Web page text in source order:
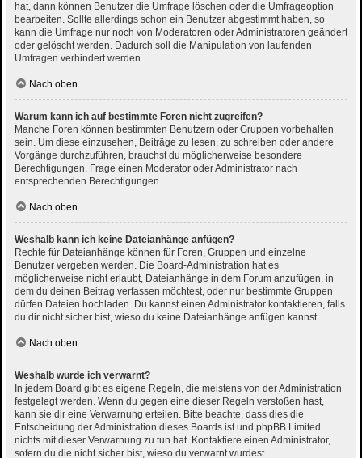
hat, dann können Benutzer die Umfrage löschen oder die Umfrageoption
bearbeiten. Sollte allerdings schon ein Benutzer abgestimmt haben, so
kann die Umfrage nur noch von Moderatoren oder Administratoren geändert
oder gelöscht werden. Dadurch soll die Manipulation von laufenden
Umfragen verhindert werden.
Nach oben
Warum kann ich auf bestimmte Foren nicht zugreifen?
Manche Foren können bestimmten Benutzern oder Gruppen vorbehalten
sein. Um diese einzusehen, Beiträge zu lesen, zu schreiben oder andere
Vorgänge durchzuführen, brauchst du möglicherweise besondere
Berechtigungen. Frage einen Moderator oder Administrator nach
entsprechenden Berechtigungen.
Nach oben
Weshalb kann ich keine Dateianhänge anfügen?
Rechte für Dateianhänge können für Foren, Gruppen und einzelne
Benutzer vergeben werden. Die Board-Administration hat es
möglicherweise nicht erlaubt, Dateianhänge in dem Forum anzufügen, in
dem du deinen Beitrag verfassen möchtest, oder nur bestimmte Gruppen
dürfen Dateien hochladen. Du kannst einen Administrator kontaktieren, falls
du dir nicht sicher bist, wieso du keine Dateianhänge anfügen kannst.
Nach oben
Weshalb wurde ich verwarnt?
In jedem Board gibt es eigene Regeln, die meistens von der Administration
festgelegt werden. Wenn du gegen eine dieser Regeln verstoßen hast,
kann sie dir eine Verwarnung erteilen. Bitte beachte, dass dies die
Entscheidung der Administration dieses Boards ist und phpBB Limited
nichts mit dieser Verwarnung zu tun hat. Kontaktiere einen Administrator,
sofern du die nicht sicher bist, wieso du verwarnt wurdest.